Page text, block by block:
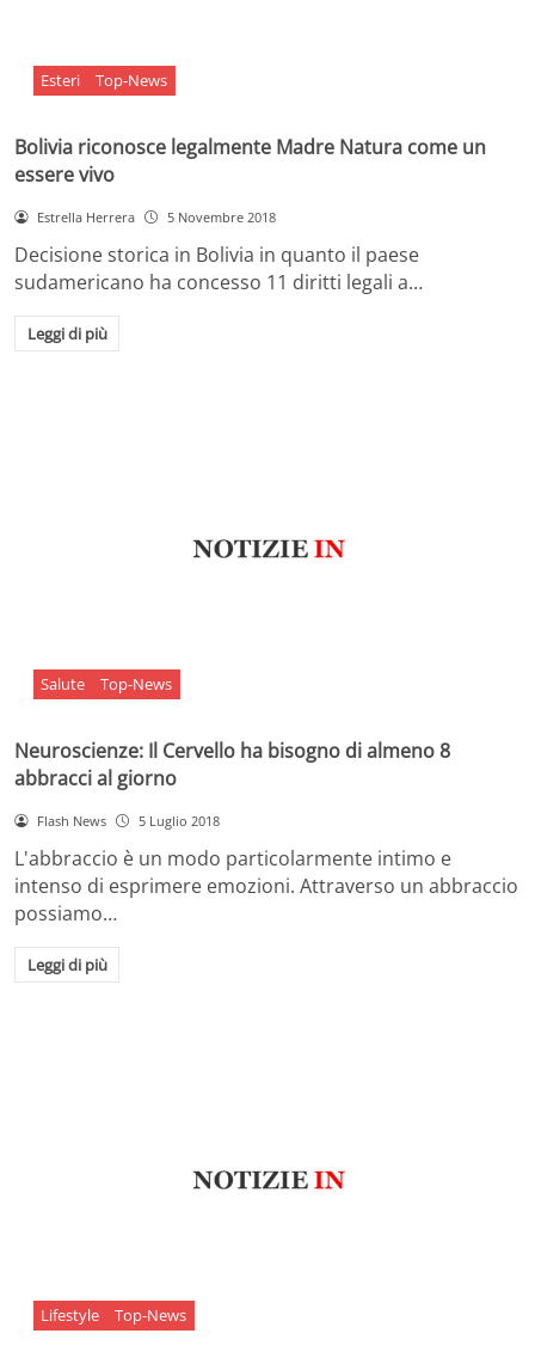
Esteri Top-News
Bolivia riconosce legalmente Madre Natura come un
essere vivo
Estrella Herrera 5 Novembre 2018
Decisione storica in Bolivia in quanto il paese
sudamericano ha concesso 11 diritti legali a…
Leggi di più
Salute Top-News
Neuroscienze: Il Cervello ha bisogno di almeno 8
abbracci al giorno
Flash News 5 Luglio 2018
L'abbraccio è un modo particolarmente intimo e
intenso di esprimere emozioni. Attraverso un abbraccio
possiamo…
Leggi di più
Lifestyle Top-News